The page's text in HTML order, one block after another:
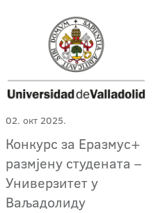
02. окт 2025.
Конкурс за Еразмус+
размјену студената –
Универзитет у
Ваљадолиду